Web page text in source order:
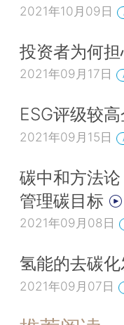
2021年10月09日
投资者为何担
2021年09月17日
ESG评级较
2021年09月15日
碳中和方法
管理碳目标
2021年09月08日
氢能的去碳
2021年09月07日